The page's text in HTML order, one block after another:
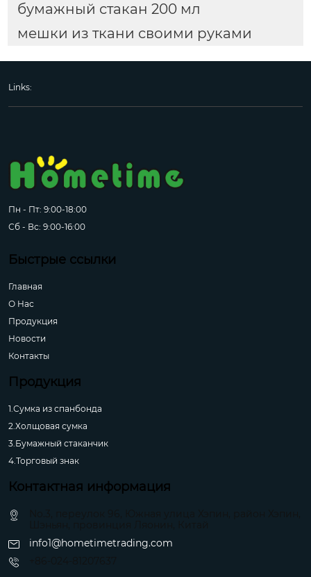
бумажный стакан 200 мл
мешки из ткани своими руками
Links:
Пн - Пт: 9:00-18:00
Сб - Вс: 9:00-16:00
Быстрые ссылки
Главная
О Hас
Продукция
Новости
Контакты
Продукция
1.Сумка из спанбонда
2.Холщовая сумка
3.Бумажный стаканчик
4.Торговый знак
Контактная информация
info1@hometimetrading.com